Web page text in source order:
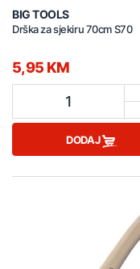
BIG TOOLS
Drška za sjekiru 70cm S70
5,95 KM
1
DODAJ